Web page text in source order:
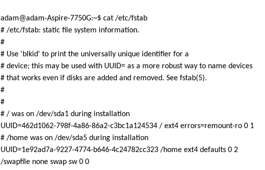
adam@adam-Aspire-7750G:~$ cat /etc/fstab
# /etc/fstab: static file system information.
#
# Use 'blkid' to print the universally unique identifier for a
# device; this may be used with UUID= as a more robust way to name devices
# that works even if disks are added and removed. See fstab(5).
#
#
# / was on /dev/sda1 during installation
UUID=462d1062-798f-4a86-86a2-c3bc1a124534 / ext4 errors=remount-ro 0 1
# /home was on /dev/sda5 during installation
UUID=1e92ad7a-9227-4774-b646-4c24782cc323 /home ext4 defaults 0 2
/swapfile none swap sw 0 0